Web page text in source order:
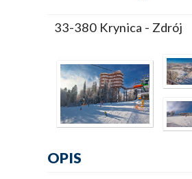
33-380 Krynica - Zdrój
OPIS